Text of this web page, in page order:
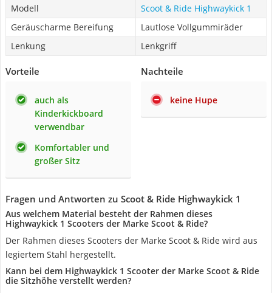
Modell
Scoot & Ride Highwaykick 1
Geräuscharme Bereifung
Lautlose Vollgummiräder
Lenkung
Lenkgriff
Vorteile
auch als
Kinderkickboard
verwendbar
Komfortabler und
großer Sitz
Nachteile
keine Hupe
Fragen und Antworten zu Scoot & Ride Highwaykick 1
Aus welchem Material besteht der Rahmen dieses
Highwaykick 1 Scooters der Marke Scoot & Ride?
Der Rahmen dieses Scooters der Marke Scoot & Ride wird aus
legiertem Stahl hergestellt.
Kann bei dem Highwaykick 1 Scooter der Marke Scoot & Ride
die Sitzhöhe verstellt werden?